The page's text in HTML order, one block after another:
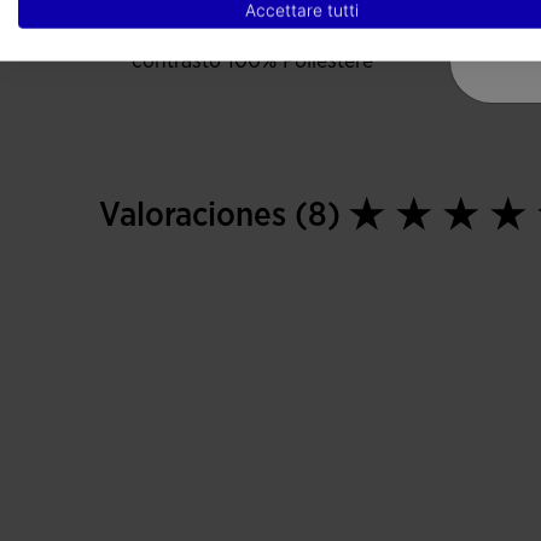
Poliestere riciclato / Tessuto
contrasto 100% Poliestere
Valoraciones (8)
Accettare tutti